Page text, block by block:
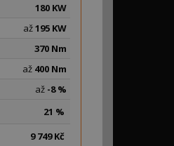
180 KW
až195 KW
370 Nm
až 400 Nm
až -8 %
21 %
9 749 Kč